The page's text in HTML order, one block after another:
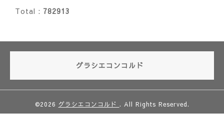
Total : 782913
グラシエコンコルド
©2026 グラシエコンコルド . All Rights Reserved.